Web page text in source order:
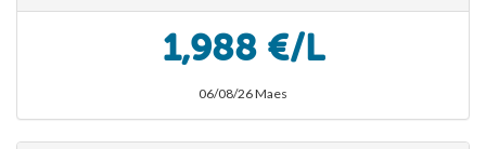
1,988 €/L
06/08/26 Maes